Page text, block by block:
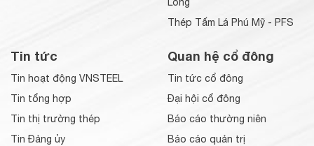
Long
Thép Tấm Lá Phú Mỹ - PFS
Tin tức
Tin hoạt động VNSTEEL
Tin tổng hợp
Tin thị trường thép
Tin Đảng ủy
Quan hệ cổ đông
Tin tức cổ đông
Đại hội cổ đông
Báo cáo thường niên
Báo cáo quản trị